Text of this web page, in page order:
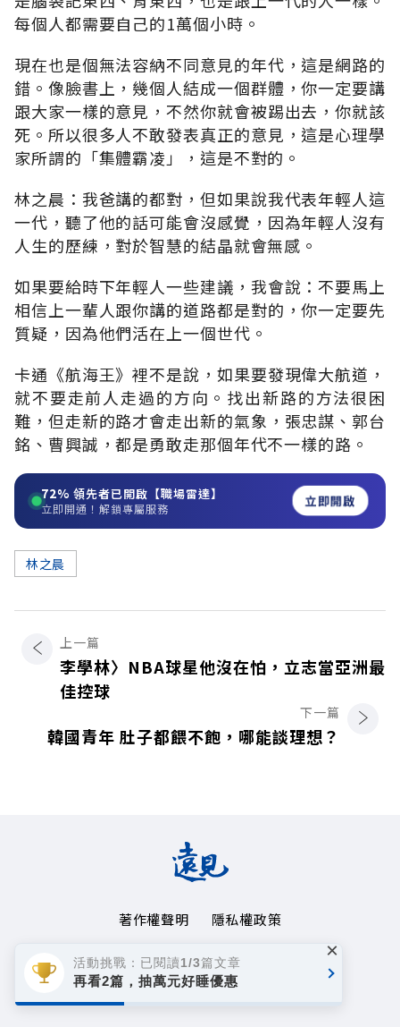
每個人都需要自己的1萬個小時。
現在也是個無法容納不同意見的年代，這是網路的
錯。像臉書上，幾個人結成一個群體，你一定要講
跟大家一樣的意見，不然你就會被踢出去，你就該
死。所以很多人不敢發表真正的意見，這是心理學
家所謂的「集體霸凌」，這是不對的。
林之晨：我爸講的都對，但如果說我代表年輕人這
一代，聽了他的話可能會沒感覺，因為年輕人沒有
人生的歷練，對於智慧的結晶就會無感。
如果要給時下年輕人一些建議，我會說：不要馬上
相信上一輩人跟你講的道路都是對的，你一定要先
質疑，因為他們活在上一個世代。
卡通《航海王》裡不是說，如果要發現偉大航道，
就不要走前人走過的方向。找出新路的方法很困
難，但走新的路才會走出新的氣象，張忠謀、郭台
銘、曹興誠，都是勇敢走那個年代不一樣的路。
72% 領先者已開啟【職場雷達】
立即開通！解鎖專屬服務 立即開啟
林之晨
上一篇
李學林〉NBA球星他沒在怕，立志當亞洲最
佳控球
下一篇
韓國青年 肚子都餵不飽，哪能談理想？
著作權聲明
隱私權政策
Copyright© 1999~2026
遠見天下文化事業群. All rights reserved.
活動挑戰：已閱讀1/3篇文章
再看2篇，抽萬元好睡優惠
×